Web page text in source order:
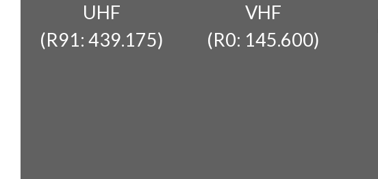
UHF
(R91: 439.175)
VHF
(R0: 145.600)